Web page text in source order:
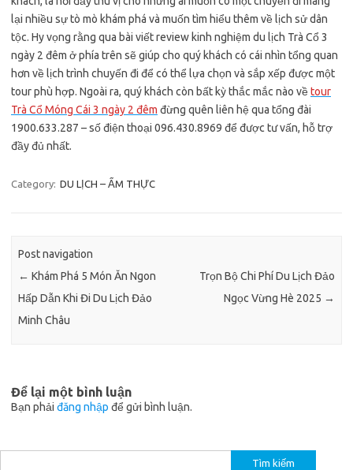
lại nhiều sự tò mò khám phá và muốn tìm hiểu thêm về lịch sử dân
tộc. Hy vọng rằng qua bài viết review kinh nghiệm du lịch Trà Cổ 3
ngày 2 đêm ở phía trên sẽ giúp cho quý khách có cái nhìn tổng quan
hơn về lịch trình chuyến đi để có thể lựa chọn và sắp xếp được một
tour phù hợp. Ngoài ra, quý khách còn bất kỳ thắc mắc nào về tour
Trà Cổ Móng Cái 3 ngày 2 đêm đừng quên liên hệ qua tổng đài
1900.633.287 – số điện thoại 096.430.8969 để được tư vấn, hỗ trợ
đầy đủ nhất.
Category: DU LỊCH – ẨM THỰC
Post navigation
← Khám Phá 5 Món Ăn Ngon
Hấp Dẫn Khi Đi Du Lịch Đảo
Minh Châu
Trọn Bộ Chi Phí Du Lịch Đảo
Ngọc Vừng Hè 2025 →
Để lại một bình luận
Bạn phải đăng nhập để gửi bình luận.